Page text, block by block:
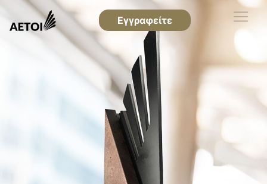
Εγγραφείτε